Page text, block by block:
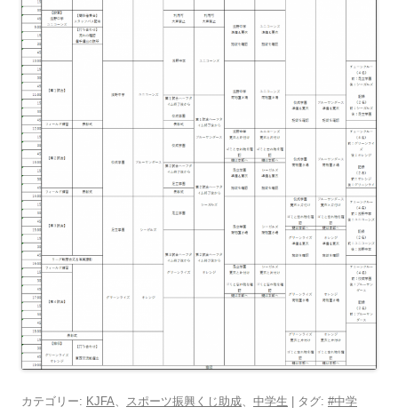
カテゴリー: KJFA、 スポーツ振興くじ助成、 中学生 | タグ: #中学